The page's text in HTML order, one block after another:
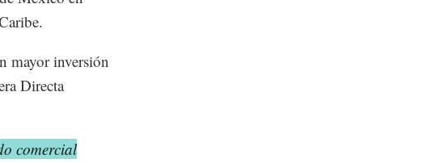
mayor inversión
Directa
comercial